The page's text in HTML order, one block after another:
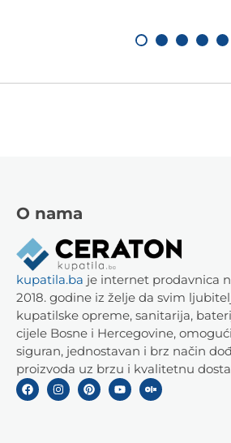
O nama
kupatila.ba je internet prodavnica
2018. godine iz želje da svim
kupatilske opreme, sanitarija,
cijele Bosne i Hercegovine,
siguran, jednostavan i brz način
proizvoda uz brzu i kvalitetnu